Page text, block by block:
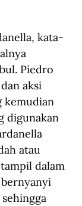
kata-
Piedro
aksi
kemudian
digunakan
atau
dalam